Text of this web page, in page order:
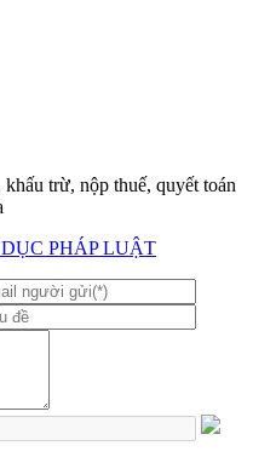
trừ, nộp thuế, quyết toán
PHÁP LUẬT